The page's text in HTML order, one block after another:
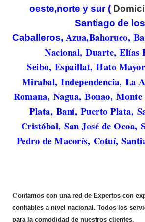
oeste,norte y sur (
Santiago de los
Caballeros, Azua,Bahoruco,
Nacional, Duarte, Elías
Seibo, Espaillat, Hato
Mirabal, Independencia, La
Romana, Nagua, Bonao,
Plata, Baní, Puerto Plata,
Cristóbal, San José de Ocoa,
Pedro de Macorís, Cotuí,
Contamos con una red de Expertos con
confiables a nivel nacional. Todos los
para la comodidad de nuestros clientes.